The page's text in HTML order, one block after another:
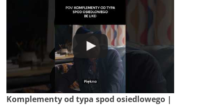
Komplementy od typa spod osiedlowego |